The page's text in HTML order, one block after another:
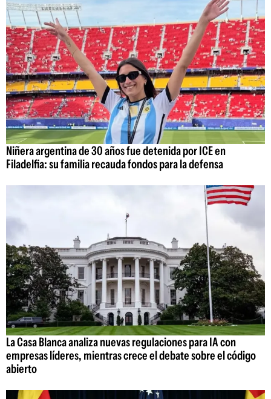
Niñera argentina de 30 años fue detenida por ICE en
Filadelfia: su familia recauda fondos para la defensa
La Casa Blanca analiza nuevas regulaciones para IA con
empresas líderes, mientras crece el debate sobre el código
abierto